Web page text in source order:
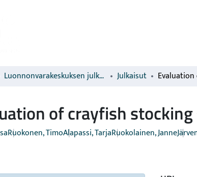
Luonnonvarakeskuksen julkaisut Julkaisut
of crayfish
Ruokonen, TimoAlapassi, TarjaRuokolainen, Janne